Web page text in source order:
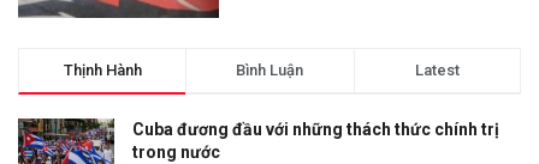
Thịnh Hành Bình Luận Latest
Cuba đương đầu với những thách thức chính trị
trong nước